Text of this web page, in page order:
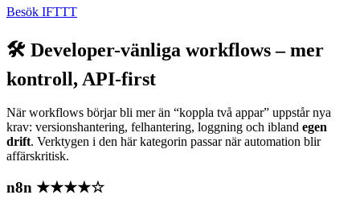
Besök IFTTT
🛠️ Developer-vänliga workflows – mer
kontroll, API-first
När workflows börjar bli mer än “koppla två appar” uppstår nya
krav: versionshantering, felhantering, loggning och ibland egen
drift. Verktygen i den här kategorin passar när automation blir
affärskritisk.
n8n ★★★★☆